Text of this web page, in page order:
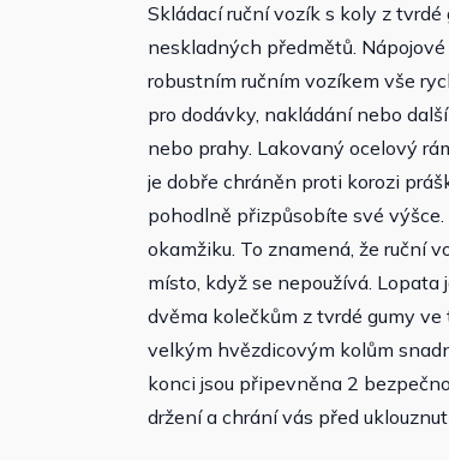
Skládací ruční vozík s koly z
neskladných předmětů.
robustním ručním vozíkem vše
pro dodávky, nakládání nebo
nebo prahy. Lakovaný ocelový
je dobře chráněn proti korozi
pohodlně přizpůsobíte své
okamžiku. To znamená, že ruční
místo, když se nepoužívá.
dvěma kolečkům z tvrdé gumy
velkým hvězdicovým kolům
konci jsou připevněna 2
držení a chrání vás před